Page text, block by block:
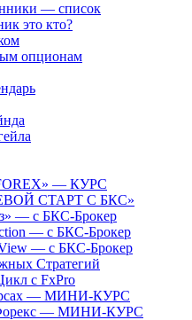
— список
это кто?
опционам
— КУРС
СТАРТ С БКС»
— с БКС-Брокер
— с БКС-Брокер
— с БКС-Брокер
Стратегий
с FxPro
— МИНИ-КУРС
— МИНИ-КУРС